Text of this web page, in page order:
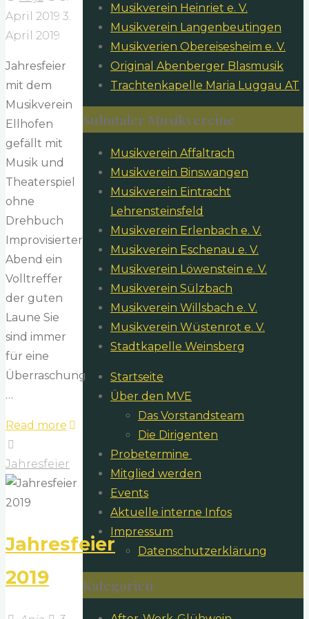
April 2019 3.
April 2019
Jahresfeier
mit dem
Musikverein
Ellhofen
gefällt mit
Musik und
Theaterspiel
ohne
Drehbuch
Improvisierter
Abend ein
Volltreffer
der guten
Laune Sie
sind immer
für eine
Überraschung
…
Read more
Jahresfeier
Jahresfeier
Jahresfeier
2019
Musikverein Heinriet e. V.
Musikverein Langenbeutingen
Musikverien Obereisesheim e. V.
Original Abenberger Blasmusik
Trachtenkapelle Maria Luggau AT
Sulmtaler Musikvereine
Musikverein Affaltrach
Musikverein Binswangen
Musikverein Eintracht
Lehrensteinsfeld
Musikverein Erlenbach e. V.
Musikverein Eschenau e. V.
Musikverein Löwenstein e. V.
Musikverein Sülzbach
Musikverein Willsbach e. V.
Musikverein Wüstenrot e. V.
Stadtkapelle Weinsberg
Startseite
Über den MVE
Das Vorstandsteam
Die Dirigenten
​Probetermine
Mitglied werden
Events
Aktuelle interne Infos
Impressum
Datenschutzerklärung
Kategorien